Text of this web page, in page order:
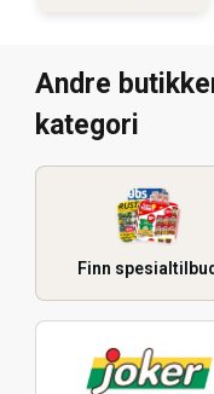
Andre
kategori
Finn spesialtilbud